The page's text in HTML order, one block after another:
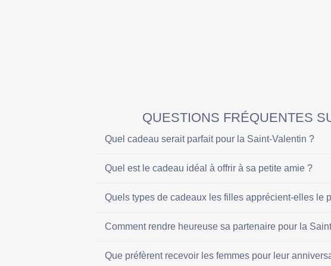
QUESTIONS FRÉQUENTES
Quel cadeau serait parfait pour la Saint-Valentin ?
Quel est le cadeau idéal à offrir à sa petite amie ?
Quels types de cadeaux les filles apprécient-elles le
Comment rendre heureuse sa partenaire pour la
Que préfèrent recevoir les femmes pour leur